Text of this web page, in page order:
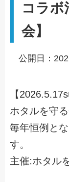
コラ
会】
公開日：
【
ホタルを守る
毎年恒例と
す。
主催:ホタル